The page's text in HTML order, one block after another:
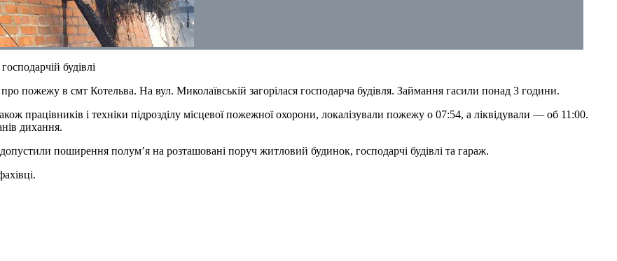
будівлі
пожежу в смт Котельва. На вул. Миколаївській загорілася господарча будівля. Займання гасили понад 3 години.
працівників і техніки підрозділу місцевої пожежної охорони, локалізували пожежу о 07:54, а ліквідували — об 11:00.
дихання.
поширення полум’я на розташовані поруч житловий будинок, господарчі будівлі та гараж.